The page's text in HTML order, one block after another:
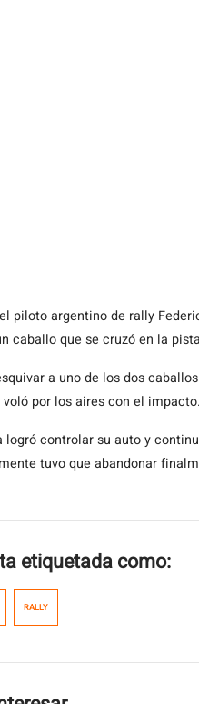
piloto argentino de rally
caballo que se cruzó en la
a uno de los dos
por los aires con el
logró controlar su auto y
tuvo que abandonar
etiquetada como:
RALLY